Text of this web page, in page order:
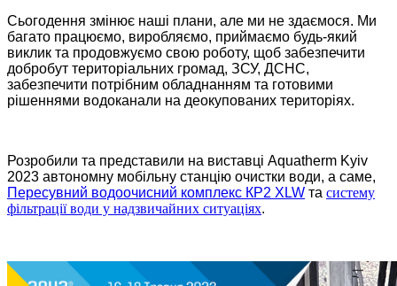
Сьогодення змінює наші плани, але ми не здаємося. Ми
багато працюємо, виробляємо, приймаємо будь-який
виклик та продовжуємо свою роботу, щоб забезпечити
добробут територіальних громад, ЗСУ, ДСНС,
забезпечити потрібним обладнанням та готовими
рішеннями водоканали на деокупованих територіях.
Розробили та представили на виставці Aquatherm Kyiv
2023 автономну мобільну станцію очистки води, а саме,
Пересувний водоочисний комплекс КР2 XLW та систему
фільтрації води у надзвичайних ситуаціях.